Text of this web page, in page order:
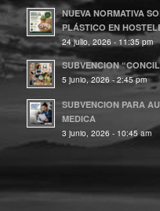
NUEVA NORMATIVA
PLÁSTICO EN
24 julio, 2026 - 11:35 pm
SUBVENCION
5 junio, 2026 - 2:45 pm
SUBVENCION PARA
MEDICA
3 junio, 2026 - 10:45 am